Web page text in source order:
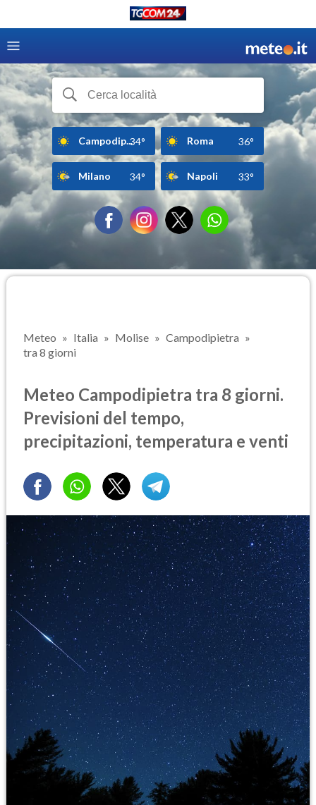
Campodip...34° Roma 36°
Milano 34° Napoli 33°
Meteo Italia Molise
Campodipietra
tra 8 giorni
Meteo Campodipietra tra 8 giorni.
Previsioni del tempo,
precipitazioni, temperatura e venti